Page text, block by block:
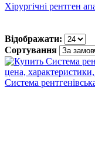
Хірургічні рентген
Відображати:
Сортування
Cистема